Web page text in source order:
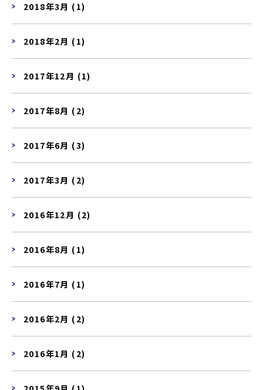
2018年3月 (1)
2018年2月 (1)
2017年12月 (1)
2017年8月 (2)
2017年6月 (3)
2017年3月 (2)
2016年12月 (2)
2016年8月 (1)
2016年7月 (1)
2016年2月 (2)
2016年1月 (2)